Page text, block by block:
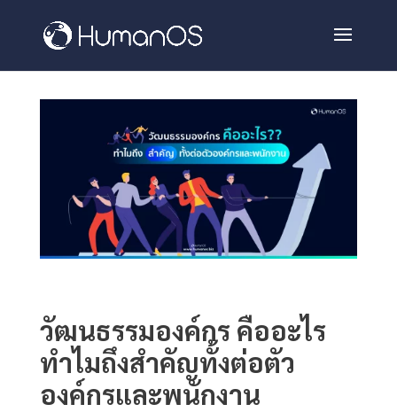
วัฒนธรรมองค์กร คืออะไร
ทำไมถึงสำคัญทั้งต่อตัว
องค์กรและพนักงาน